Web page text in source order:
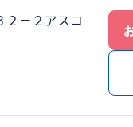
やＦＰなどの資格保
任し、親身になっ
２－２アスコ